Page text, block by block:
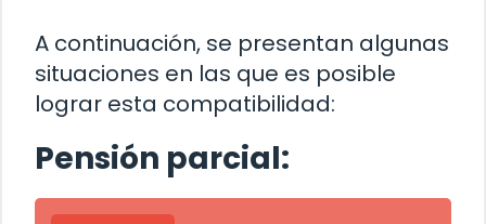
A continuación, se presentan algunas
situaciones en las que es posible
lograr esta compatibilidad:
Pensión parcial: